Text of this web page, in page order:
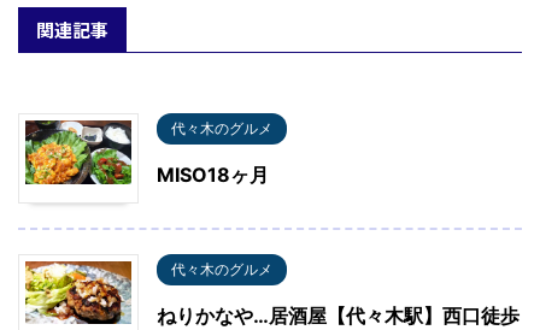
関連記事
代々木のグルメ
MISO18ヶ月
代々木のグルメ
ねりかなや…居酒屋【代々木駅】西口徒歩